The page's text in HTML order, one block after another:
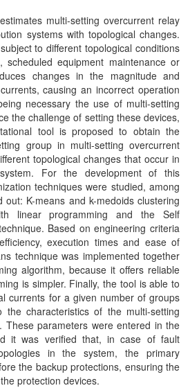
multi-setting overcurrent relay
systems with topological changes.
to different topological conditions
scheduled equipment maintenance or
changes in the magnitude and
causing an incorrect operation
necessary the use of multi-setting
the challenge of setting these devices,
tool is proposed to obtain the
group in multi-setting overcurrent
topological changes that occur in
For the development of this
techniques were studied, among
out: K-means and k-medoids clustering
linear programming and the Self
Based on engineering criteria
execution times and ease of
technique was implemented together
algorithm, because it offers reliable
is simpler. Finally, the tool is able to
currents for a given number of groups
the characteristics of the multi-setting
These parameters were entered in the
it was verified that, in case of fault
in the system, the primary
the backup protections, ensuring the
protection devices.